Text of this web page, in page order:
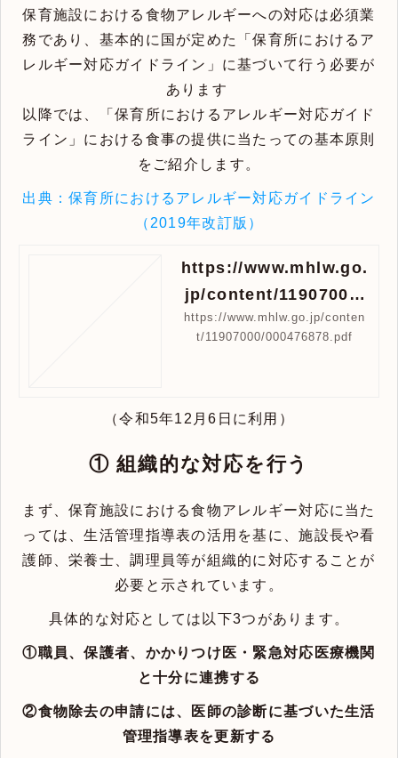
保育施設における食物アレルギーへの対応は必須業
務であり、基本的に国が定めた「保育所におけるア
レルギー対応ガイドライン」に基づいて行う必要が
あります
以降では、「保育所におけるアレルギー対応ガイド
ライン」における食事の提供に当たっての基本原則
をご紹介します。
出典：保育所におけるアレルギー対応ガイドライン
（2019年改訂版）
https://www.mhlw.go.
jp/content/11907000/
000476878.pdf
https://www.mhlw.go.jp/conten
t/11907000/000476878.pdf
（令和5年12月6日に利用）
① 組織的な対応を行う
まず、保育施設における食物アレルギー対応に当た
っては、生活管理指導表の活用を基に、施設長や看
護師、栄養士、調理員等が組織的に対応することが
必要と示されています。
具体的な対応としては以下3つがあります。
①職員、保護者、かかりつけ医・緊急対応医療機関
と十分に連携する
②食物除去の申請には、医師の診断に基づいた生活
管理指導表を更新する